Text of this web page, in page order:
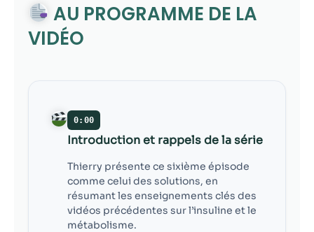
AU PROGRAMME DE LA
VIDÉO
0:00
Introduction et rappels de la série
Thierry présente ce sixième épisode
comme celui des solutions, en
résumant les enseignements clés des
vidéos précédentes sur l’insuline et le
métabolisme.